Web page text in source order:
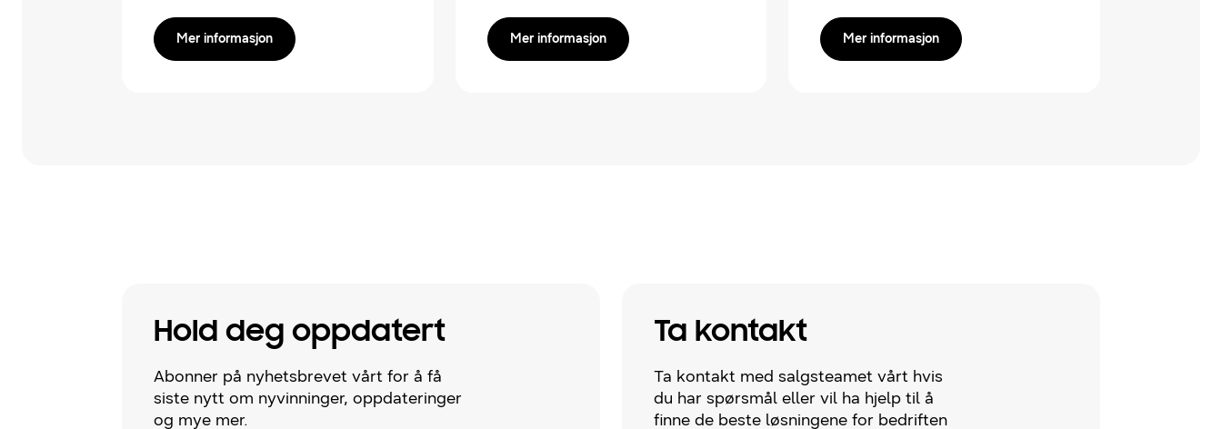
Mer informasjon Mer informasjon Mer informasjon
Hold deg oppdatert
Abonner på nyhetsbrevet vårt for å få
siste nytt om nyvinninger, oppdateringer
og mye mer.
Ta kontakt
Ta kontakt med salgsteamet vårt hvis
du har spørsmål eller vil ha hjelp til å
finne de beste løsningene for bedriften